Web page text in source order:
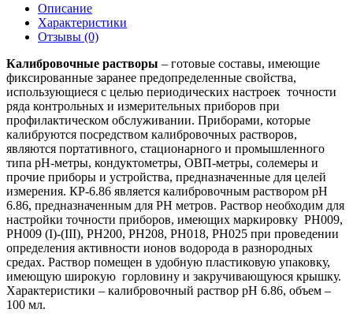
Описание
Характеристики
Отзывы (0)
Калибровочные растворы – готовые составы, имеющие
фиксированные заранее предопределенные свойства,
использующиеся с целью периодических настроек точности
ряда контрольных и измерительных приборов при
профилактическом обслуживании. Приборами, которые
калибруются посредством калибровочных растворов,
являются портативного, стационарного и промышленного
типа pH-метры, кондуктометры, ОВП-метры, солемеры и
прочие приборы и устройства, предназначенные для целей
измерения. КР-6.86 является калибровочным раствором pH
6.86, предназначенным для PH метров. Раствор необходим для
настройки точности приборов, имеющих маркировку PH009,
PH009 (I)-(III), PH200, PH208, PH018, PH025 при проведении
определения активности ионов водорода в разнородных
средах. Раствор помещен в удобную пластиковую упаковку,
имеющую широкую горловину и закручивающуюся крышку.
Характеристики – калибровочный раствор pH 6.86, объем –
100 мл.